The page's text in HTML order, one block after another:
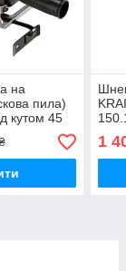
на
пила)
кутом 45
1